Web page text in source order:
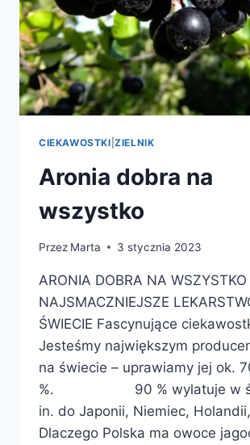
CIEKAWOSTKI |ZIELNIK
Aronia dobra na
wszystko
Przez Marta 3 stycznia 2023
ARONIA DOBRA NA WSZYSTKO
NAJSMACZNIEJSZE
ŚWIECIE Fascynujące
Jesteśmy największym
na świecie – uprawiamy jej ok.
%. 90 % wylatuje w
in. do Japonii, Niemiec,
Dlaczego Polska ma owoce